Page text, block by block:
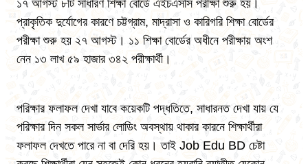
১৭ আগস্ট ৮টি সাধারণ শিক্ষা বোর্ডে এইচএসসি পরীক্ষা শুরু হয়।
প্রাকৃতিক দুর্যোগের কারণে চট্টগ্রাম, মাদ্রাসা ও কারিগরি শিক্ষা বোর্ডের
পরীক্ষা শুরু হয় ২৭ আগস্ট। ১১ শিক্ষা বোর্ডের অধীনে পরীক্ষায় অংশ
নেন ১৩ লাখ ৫৯ হাজার ৩৪২ পরীক্ষার্থী।
পরিক্ষার ফলাফল দেখা যাবে কয়েকটি পদ্ধতিতে, সাধারনত দেখা যায় যে
পরিক্ষার দিন সকল সার্ভার লোডিং অবস্থায় থাকার কারনে শিক্ষার্থীরা
ফলাফল দেখতে পারে না বা দেরি হয়। তাই Job Edu BD চেষ্টা